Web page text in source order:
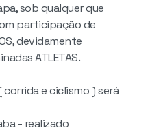
sob qualquer que
participação de
devidamente
ATLETAS.
corrida e ciclismo ) será
- realizado